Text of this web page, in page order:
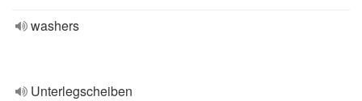
washers
Unterlegscheiben